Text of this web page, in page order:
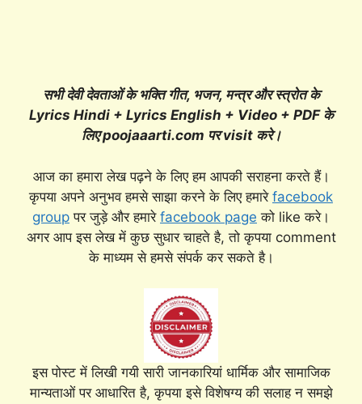
सभी देवी देवताओं के भक्ति गीत, भजन, मन्त्र और स्त्रोत के
Lyrics Hindi + Lyrics English + Video + PDF के
लिए poojaaarti.com पर visit करे।
आज का हमारा लेख पढ़ने के लिए हम आपकी सराहना करते हैं।
कृपया अपने अनुभव हमसे साझा करने के लिए हमारे facebook
group पर जुड़े और हमारे facebook page को like करे।
अगर आप इस लेख में कुछ सुधार चाहते है, तो कृपया comment
के माध्यम से हमसे संपर्क कर सकते है।
इस पोस्ट में लिखी गयी सारी जानकारियां धार्मिक और सामाजिक
मान्यताओं पर आधारित है, कृपया इसे विशेषग्य की सलाह न समझे